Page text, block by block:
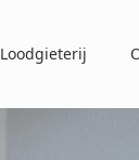
Loodgieterij